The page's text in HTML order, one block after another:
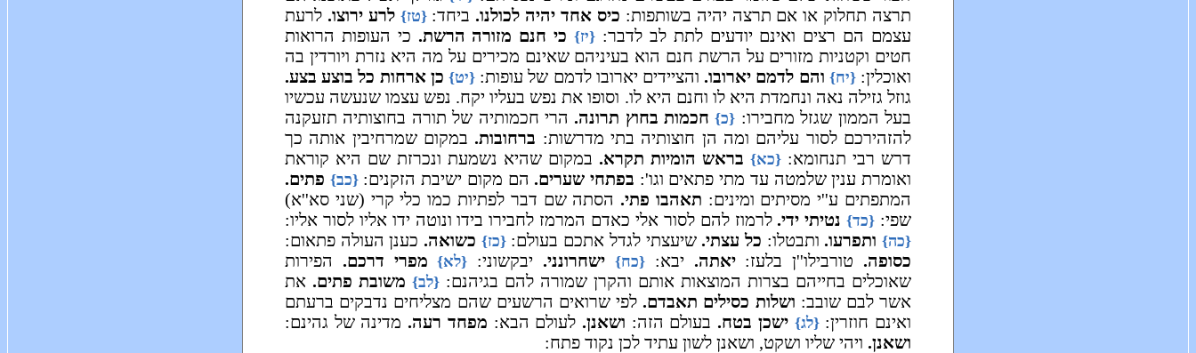
תרצה תחלוק או אם תרצה יהיה בשותפות: כיס אחד יהיה לכולנו. ביחד:{טז} לרע ירוצו. לרעת
עצמם הם רצים ואינם יודעים לתת לב לדבר: {יז} כי חנם מזורה הרשת. כי העופות הרואות
חטים וקטניות מזורים על הרשת חנם הוא בעיניהם שאינם מכירים על מה היא נזרת ויורדין בה
ואוכלין:{יח} והם לדמם יארובו. והציידים יארובו לדמם של עופות: {יט} כן ארחות כל בוצע בצע.
גוזל גזילה נאה ונחמדת היא לו וחנם היא לו. וסופו את נפש בעליו יקח. נפש עצמו שנעשה עכשיו
בעל הממון שגזל מחבירו: {כ} חכמות בחוץ תרונה. הרי חכמותיה של תורה בחוצותיה תזעקנה
להזהירכם לסור עליהם ומה הן חוצותיה בתי מדרשות: ברחובות. במקום שמרחיבין אותה כך
דרש רבי תנחומא: {כא} בראש הומיות תקרא. במקום שהיא נשמעת ונכרזת שם היא קוראת
ואומרת ענין שלמטה עד מתי פתאים וגו': בפתחי שערים. הם מקום ישיבת הזקנים:{כב} פתים.
המתפתים ע''י מסיתים ומינים: תאהבו פתי. הסתה שם דבר לפתיות כמו כלי קרי (שני סא''א)
שפי: {כד} נטיתי ידי. לרמוז להם לסור אלי כאדם המרמז לחבירו בידו ונוטה ידו אליו לסור אליו:
{כה} ותפרעו. ותבטלו: כל עצתי. שיעצתי לגדל אתכם בעולם:{כז} כשואה. כענן העולה פתאום:
כסופה. טורבילו''ן בלעז:יאתה. יבא:{כח} ישחרונני. יבקשוני: {לא} מפרי דרכם. הפירות
שאוכלים בחייהם בצרות המוצאות אותם והקרן שמורה להם בגיהנם: {לב} משובת פתים. את
אשר לבם שובב: ושלות כסילים תאבדם. לפי שרואים הרשעים שהם מצליחים נדבקים ברעתם
ואינם חוזרין:{לג} ישכן בטח. בעולם הזה: ושאנן. לעולם הבא: מפחד רעה. מדינה של גהינם:
ושאנן. ויהי שליו ושקט, ושאנן לשון עתיד לכן נקוד פתח: